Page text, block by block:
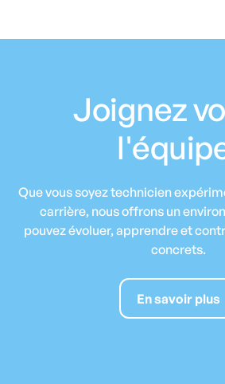
Joignez
Que vous soyez technicien
carrière, nous offrons un
pouvez évoluer, apprendre et
concrets.
En savoir plus